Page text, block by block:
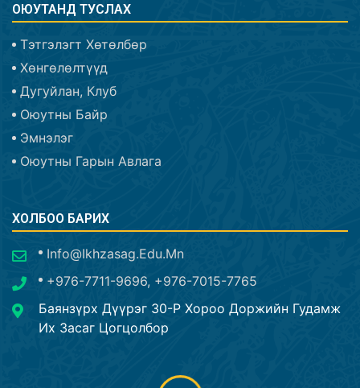
ОЮУТАНД ТУСЛАХ
Тэтгэлэгт Хөтөлбөр
Хөнгөлөлтүүд
Дугуйлан, Клуб
Оюутны Байр
Эмнэлэг
Оюутны Гарын Авлага
ХОЛБОО БАРИХ
Info@ikhzasag.edu.mn
+976-7711-9696, +976-7015-7765
Баянзүрх Дүүрэг 30-Р Хороо Доржийн Гудамж
Их Засаг Цогцолбор